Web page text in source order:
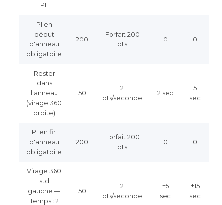
PE
PI en
début
d'anneau
obligatoire
200
Forfait 200
pts
0 0
Rester
dans
l'anneau
(virage 360
droite)
50
2
pts/seconde
2 sec
5
sec
PI en fin
d'anneau
obligatoire
200
Forfait 200
pts
0 0
Virage 360
std
gauche —
Temps : 2
50
2
pts/seconde
±5
sec
±15
sec